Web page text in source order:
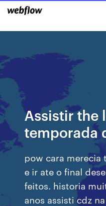
Assistir the
temporada
pow cara merecia
e ir ate o final
feitos. historia
anos assisti cdz